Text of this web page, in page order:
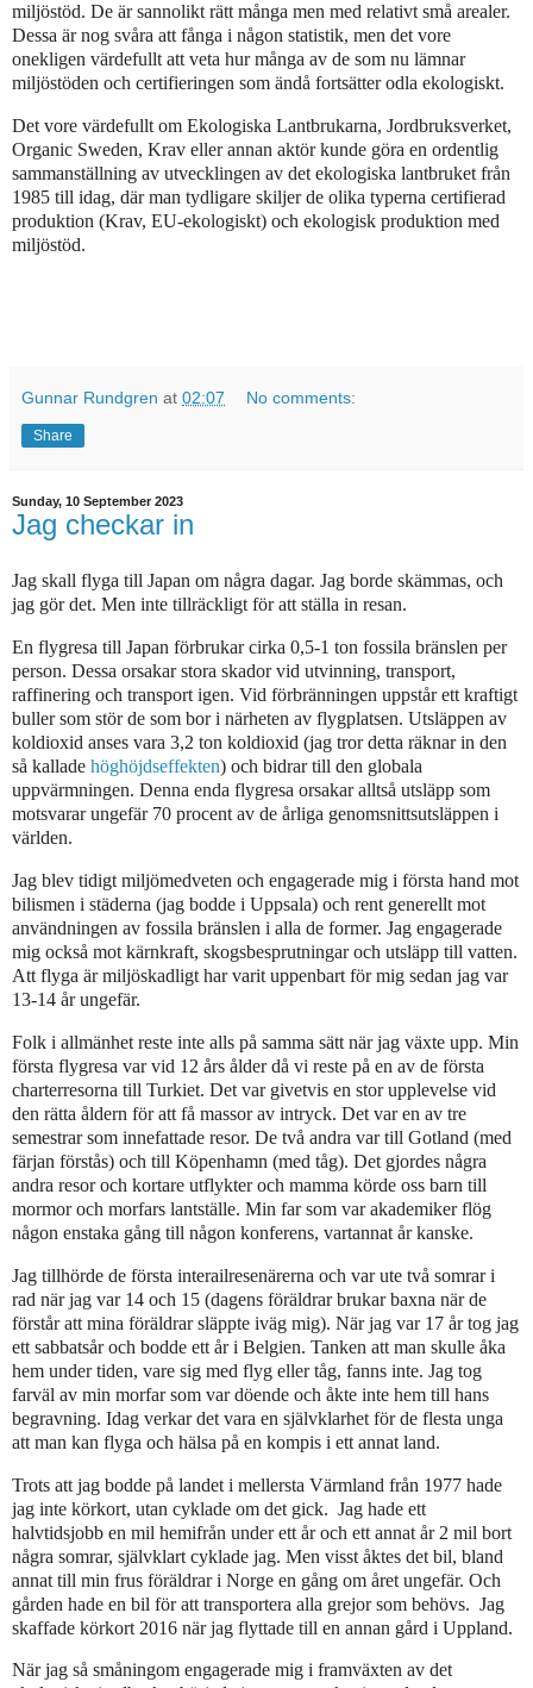
miljöstöd. De är sannolikt rätt många men med relativt små arealer.
Dessa är nog svåra att fånga i någon statistik, men det vore
onekligen värdefullt att veta hur många av de som nu lämnar
miljöstöden och certifieringen som ändå fortsätter odla ekologiskt.
Det vore värdefullt om Ekologiska Lantbrukarna, Jordbruksverket,
Organic Sweden, Krav eller annan aktör kunde göra en ordentlig
sammanställning av utvecklingen av det ekologiska lantbruket från
1985 till idag, där man tydligare skiljer de olika typerna certifierad
produktion (Krav, EU-ekologiskt) och ekologisk produktion med
miljöstöd.
Gunnar Rundgren at 02:07 No comments:
Share
Sunday, 10 September 2023
Jag checkar in
Jag skall flyga till Japan om några dagar. Jag borde skämmas, och
jag gör det. Men inte tillräckligt för att ställa in resan.
En flygresa till Japan förbrukar cirka 0,5-1 ton fossila bränslen per
person. Dessa orsakar stora skador vid utvinning, transport,
raffinering och transport igen. Vid förbränningen uppstår ett kraftigt
buller som stör de som bor i närheten av flygplatsen. Utsläppen av
koldioxid anses vara 3,2 ton koldioxid (jag tror detta räknar in den
så kallade höghöjdseffekten) och bidrar till den globala
uppvärmningen. Denna enda flygresa orsakar alltså utsläpp som
motsvarar ungefär 70 procent av de årliga genomsnittsutsläppen i
världen.
Jag blev tidigt miljömedveten och engagerade mig i första hand mot
bilismen i städerna (jag bodde i Uppsala) och rent generellt mot
användningen av fossila bränslen i alla de former. Jag engagerade
mig också mot kärnkraft, skogsbesprutningar och utsläpp till vatten.
Att flyga är miljöskadligt har varit uppenbart för mig sedan jag var
13-14 år ungefär.
Folk i allmänhet reste inte alls på samma sätt när jag växte upp. Min
första flygresa var vid 12 års ålder då vi reste på en av de första
charterresorna till Turkiet. Det var givetvis en stor upplevelse vid
den rätta åldern för att få massor av intryck. Det var en av tre
semestrar som innefattade resor. De två andra var till Gotland (med
färjan förstås) och till Köpenhamn (med tåg). Det gjordes några
andra resor och kortare utflykter och mamma körde oss barn till
mormor och morfars lantställe. Min far som var akademiker flög
någon enstaka gång till någon konferens, vartannat år kanske.
Jag tillhörde de första interailresenärerna och var ute två somrar i
rad när jag var 14 och 15 (dagens föräldrar brukar baxna när de
förstår att mina föräldrar släppte iväg mig). När jag var 17 år tog jag
ett sabbatsår och bodde ett år i Belgien. Tanken att man skulle åka
hem under tiden, vare sig med flyg eller tåg, fanns inte. Jag tog
farväl av min morfar som var döende och åkte inte hem till hans
begravning. Idag verkar det vara en självklarhet för de flesta unga
att man kan flyga och hälsa på en kompis i ett annat land.
Trots att jag bodde på landet i mellersta Värmland från 1977 hade
jag inte körkort, utan cyklade om det gick. Jag hade ett
halvtidsjobb en mil hemifrån under ett år och ett annat år 2 mil bort
några somrar, självklart cyklade jag. Men visst åktes det bil, bland
annat till min frus föräldrar i Norge en gång om året ungefär. Och
gården hade en bil för att transportera alla grejor som behövs. Jag
skaffade körkort 2016 när jag flyttade till en annan gård i Uppland.
När jag så småningom engagerade mig i framväxten av det